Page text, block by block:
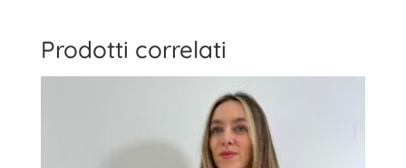
Prodotti correlati